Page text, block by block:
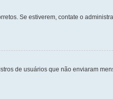
Se estiverem, contate o
de usuários que não enviaram